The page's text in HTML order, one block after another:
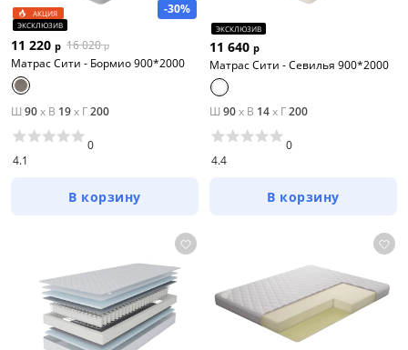
-30%
АКЦИЯ
ЭКСКЛЮЗИВ
11 220 р 16 020 р
Матрас Сити - Бормио 900*2000
Ш 90x В 19x Г200
4.1
0
В корзину
ЭКСКЛЮЗИВ
11 640 р
Матрас Сити - Севилья 900*2000
Ш 90x В 14x Г200
4.4
0
В корзину